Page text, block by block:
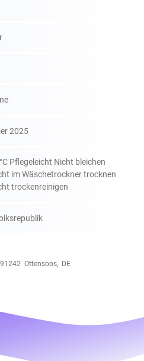
2025
Pflegeleicht Nicht bleichen
im Wäschetrockner trocknen
trockenreinigen
Ottensoos, DE